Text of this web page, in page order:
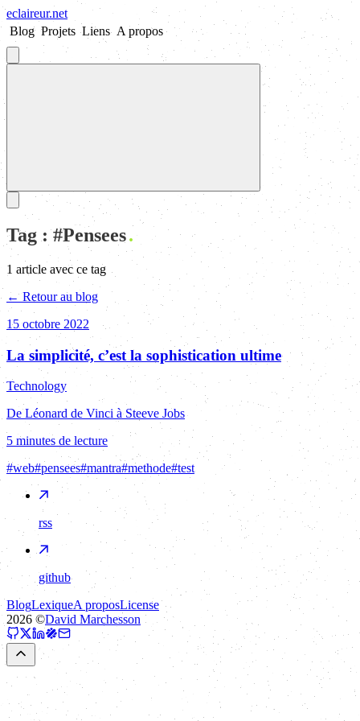
eclaireur.net
Blog Projets Liens A propos
Tag : #Pensees
1 article avec ce tag
← Retour au blog
15 octobre 2022
La simplicité, c’est la sophistication ultime
Technology
De Léonard de Vinci à Steeve Jobs
5 minutes de lecture
#web#pensees#mantra#methode#test
rss
github
BlogLexiqueA proposLicense
2026 ©David Marchesson